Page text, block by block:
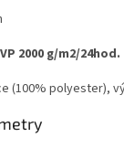
2000 g/m2/24hod.
(100% polyester),